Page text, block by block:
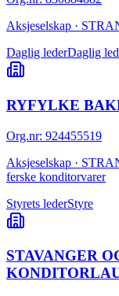
Aksjeselskap ·
Daglig lederDaglig
RYFYLKE
Org.nr: 924455519
Aksjeselskap ·
ferske konditorvarer
Styrets lederStyre
STAVANGER